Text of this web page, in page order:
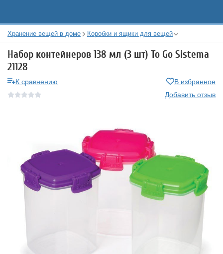
Хранение вещей в доме Коробки и ящики для вещей
Набор контейнеров 138 мл (3 шт) To Go Sistema
21128
К сравнению
В избранное
Добавить отзыв